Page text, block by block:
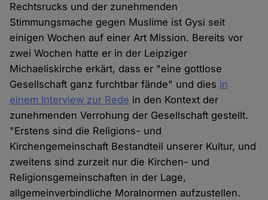
Rechtsrucks und der zunehmenden
Stimmungsmache gegen Muslime ist Gysi seit
einigen Wochen auf einer Art Mission. Bereits vor
zwei Wochen hatte er in der Leipziger
Michaeliskirche erkärt, dass er "eine gottlose
Gesellschaft ganz furchtbar fände" und dies in
einem Interview zur Rede in den Kontext der
zunehmenden Verrohung der Gesellschaft gestellt.
"Erstens sind die Religions- und
Kirchengemeinschaft Bestandteil unserer Kultur, und
zweitens sind zurzeit nur die Kirchen- und
Religionsgemeinschaften in der Lage,
allgemeinverbindliche Moralnormen aufzustellen.